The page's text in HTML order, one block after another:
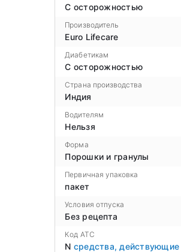
С осторожностью
Производитель
Euro Lifecare
Диабетикам
С осторожностью
Страна производства
Индия
Водителям
Нельзя
Форма
Порошки и гранулы
Первичная упаковка
пакет
Условия отпуска
Без рецепта
Код ATC
N средства,